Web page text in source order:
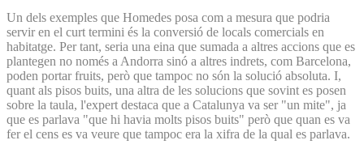
Un dels exemples que Homedes posa com a mesura que podria
servir en el curt termini és la conversió de locals comercials en
habitatge. Per tant, seria una eina que sumada a altres accions que es
plantegen no només a Andorra sinó a altres indrets, com Barcelona,
poden portar fruits, però que tampoc no són la solució absoluta. I,
quant als pisos buits, una altra de les solucions que sovint es posen
sobre la taula, l'expert destaca que a Catalunya va ser "un mite", ja
que es parlava "que hi havia molts pisos buits" però que quan es va
fer el cens es va veure que tampoc era la xifra de la qual es parlava.